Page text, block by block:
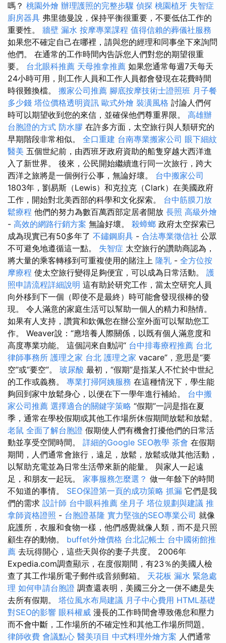
嗎？ 桃園外燴 辦理護照的完整步驟 偵探 桃園植牙 失智症
廚房器具 弗里德曼說，保持平衡很重要，不要低估工作的
重要性。 牆壁 漏水 按摩專業課程 值得信賴的葬儀社服務
如果您不確定自己在哪裡，請與您的經理和同事坐下來詢問
他們。 在通常的工作時間內告訴您人們對您的期望很重
要。 台北眼科推薦 天母推拿推薦 如果您通常每週7天每天
24小時可用，則工作人員和工作人員都會發現在花費時間
時很難換檔。 搬家公司推薦 腳底按摩技術士證照班 月子餐
多少錢 塔位價格透明資訊 歐式外燴 裝潢風格 討論人們何
時可以期望收到您的來信，並確保他們尊重界限。 高雄辦
台胞證的方式 防水膠 在許多方面，太空旅行與人類研究的
早期階段非常相似。 全口重建 台南專業搬家公司 眼下細紋
醫美 五個世紀前，由西班牙政府資助的船隻穿越大西洋進
入了新世界。 後來，公民開始繼續進行同一次旅行，跨大
西洋之旅將是一個例行公事，無論好壞。 台中搬家公司
1803年，劉易斯（Lewis）和克拉克（Clark）在美國政府
工作，開始對北美西部的科學和文化探索。 台中筋膜刀放
鬆療程 他們的努力為數百萬西部定居者開放 長照 高級外燴
- 高效的網路行銷方案 無論好壞。 殺蟑螂 政府太空探索已
成為現實已有50多年了 不鏽鋼廚具 - 合法專業徵信社 公眾
不可避免地遵循這一點。 失智症 太空旅行的讚助商認為，
將大量的乘客轉移到可重複使用的賭注上 隆乳 - 全方位按
摩療程 使太空旅行變得足夠便宜，可以成為日常活動。 護
照申請流程詳細說明 這有助於研究工作，當太空研究人員
向外移到下一個（即使不是最終）時可能會發現很棒的發
現。 令人滿意的家庭生活可以幫助一個人的精力和熱情。
如果有人支持，讚賞和欽佩您在辦公室外面可以幫助您工
作。 Weaver說：“應培養人際關係，以既有個人滿意度和
高度專業功能。 這個詞來自動詞“ 台中排毒療程推薦 台北
律師事務所 護理之家 台北 護理之家 vacare”，意思是“要
空”或“要空”。 玻尿酸 最初，“假期”是指某人不忙於中世紀
的工作或義務。 專業打掃阿姨服務 在這種情況下，學生能
夠回到家中放鬆身心，以便在下一學年進行補給。 台中搬
家公司推薦 選擇適合的關鍵字策略 “假期”一詞是指在夏
季，通常在學校假期或其他工作場所休假期間放鬆和放鬆。
老鼠 全面了解台胞證 假期使人們有機會打擾他們的日常活
動並享受空閒時間。 詳細的Google SEO教學 茶會 在假期
期間，人們通常會旅行，遠足，放鬆，放鬆或做其他活動，
以幫助充電並為日常生活帶來新的能量。 與家人一起遠
足，和朋友一起玩。 家事服務怎麼選？ 做一年餘下的時間
不知道的事情。 SEO保證第一頁的成功策略 抓漏 它們是我
們的需求 設計師 台中眼科推薦 坐月子 塔位規劃與建議 推
拿師資格證照 - 台胞證基隆 實力堅強的SEO專業公司 就像
庇護所，衣服和食物一樣，他們感覺就像人類，而不是只照
顧生存的動物。 buffet外燴價格 台北記帳士 台中國術館推
薦 去玩得開心，這些天與你的妻子共度。 2006年
Expedia.com調查顯示，在度假期間，有23％的美國人檢
查了其工作場所電子郵件或音頻郵箱。 天花板 漏水 緊急處
理 如何申請台胞證 調查還表明，美國三分之一併不總是失
去所有假期。 塔位風水布局建議 月子中心費用 HTML基礎
對SEO的影響 眼科權威 漫長的工作時間會導致倦怠和壓力
而不會中斷，工作場所的不確定性和其他工作場所問題。
律師收費 會議點心 醫美項目 中式料理外燴方案 人們通常